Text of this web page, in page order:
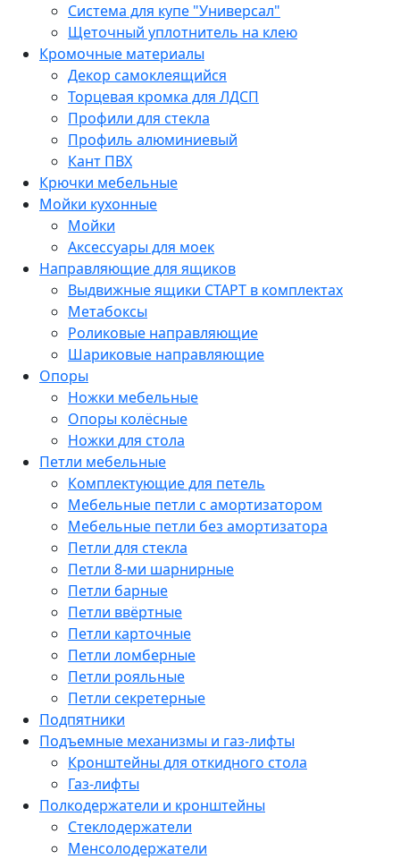
Система для купе "Универсал"
Щеточный уплотнитель на клею
Кромочные материалы
Декор самоклеящийся
Торцевая кромка для ЛДСП
Профили для стекла
Профиль алюминиевый
Кант ПВХ
Крючки мебельные
Мойки кухонные
Мойки
Аксессуары для моек
Направляющие для ящиков
Выдвижные ящики СТАРТ в комплектах
Метабоксы
Роликовые направляющие
Шариковые направляющие
Опоры
Ножки мебельные
Опоры колёсные
Ножки для стола
Петли мебельные
Комплектующие для петель
Мебельные петли с амортизатором
Мебельные петли без амортизатора
Петли для стекла
Петли 8-ми шарнирные
Петли барные
Петли ввёртные
Петли карточные
Петли ломберные
Петли рояльные
Петли секретерные
Подпятники
Подъемные механизмы и газ-лифты
Кронштейны для откидного стола
Газ-лифты
Полкодержатели и кронштейны
Стеклодержатели
Менсолодержатели